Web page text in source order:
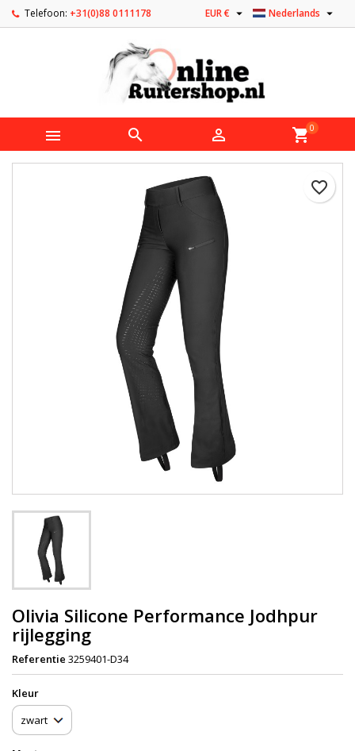
Telefoon: +31(0)88 0111178 Nederlands 
EUR € 
   shopping_cart0
favorite_border
Olivia Silicone Performance Jodhpur
rijlegging
Referentie 3259401-D34
Kleur